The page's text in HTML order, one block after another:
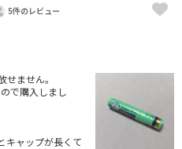
5件のレビュー
ません。
で購入しまし
キャップが長くて